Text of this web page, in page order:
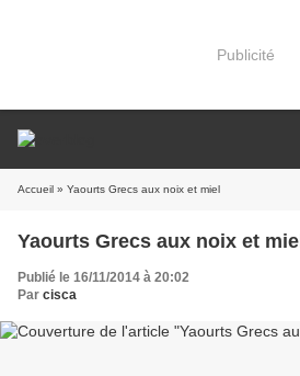
Publicité
Accueil » Yaourts Grecs aux noix et miel
Yaourts Grecs aux noix et miel
Publié le 16/11/2014 à 20:02
Par cisca